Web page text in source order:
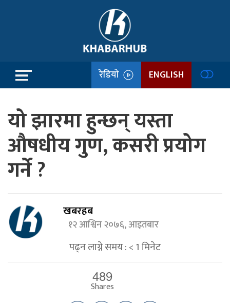
रेडियो ENGLISH
यो झारमा हुन्छन् यस्ता
औषधीय गुण, कसरी प्रयोग
गर्ने ?
खबरहब
१२ आश्विन २०७६, आइतबार
पढ्न लाग्ने समय :< 1मिनेट
489
Shares